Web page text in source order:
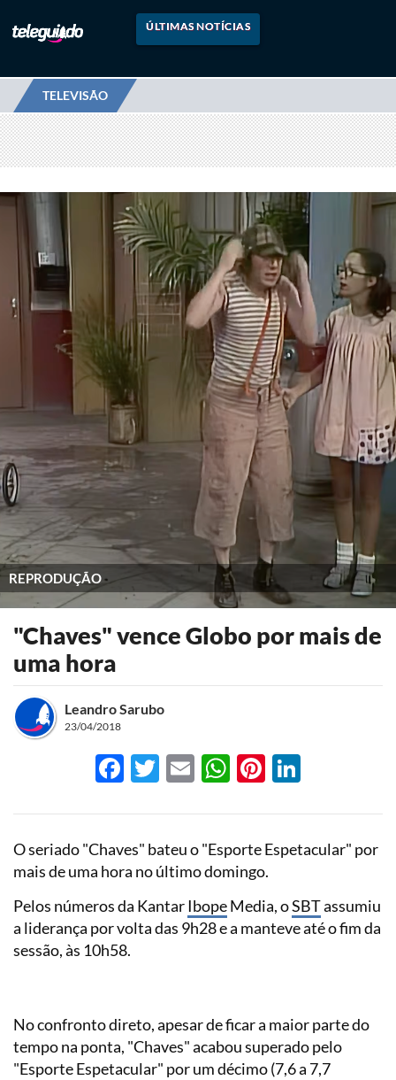
ÚLTIMAS NOTÍCIAS
TELEVISÃO
REPRODUÇÃO
"Chaves" vence Globo por mais de
uma hora
Leandro Sarubo
23/04/2018
Facebook
Twitter
EmailWhatsApp
Pinterest
O seriado "Chaves" bateu o "Esporte Espetacular" por
mais de uma hora no último domingo.
Pelos números da KantarIbopeMedia, oSBTassumiu
a liderança por volta das 9h28 e a manteve até o fim da
sessão, às 10h58.
No confronto direto, apesar de ficar a maior parte do
tempo na ponta, "Chaves" acabou superado pelo
"Esporte Espetacular" por um décimo (7,6 a 7,7